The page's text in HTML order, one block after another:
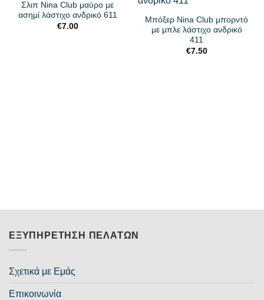
Σλιπ Nina Club μαύρο με
ασημί λάστιχο ανδρικό 611
€7.00
Μπόξερ Nina Club μπορντό
με μπλε λάστιχο ανδρικό
411
€7.50
ΕΞΥΠΗΡΈΤΗΣΗ ΠΕΛΑΤΏΝ
Σχετικά με Εμάς
Επικοινωνία